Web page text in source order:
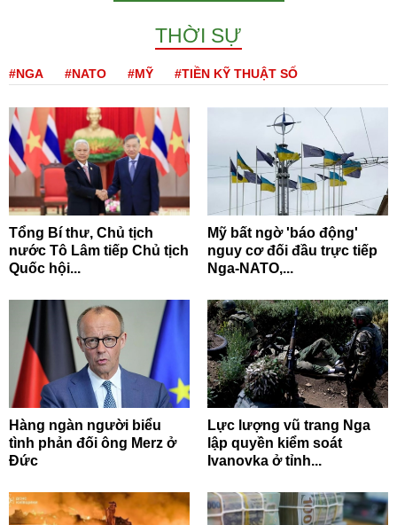
THỜI SỰ
#NGA #NATO #MỸ #TIỀN KỸ THUẬT SỐ
Tổng Bí thư, Chủ tịch
nước Tô Lâm tiếp Chủ tịch
Quốc hội...
Mỹ bất ngờ 'báo động'
nguy cơ đối đầu trực tiếp
Nga-NATO,...
Hàng ngàn người biểu
tình phản đối ông Merz ở
Đức
Lực lượng vũ trang Nga
lập quyền kiểm soát
Ivanovka ở tỉnh...